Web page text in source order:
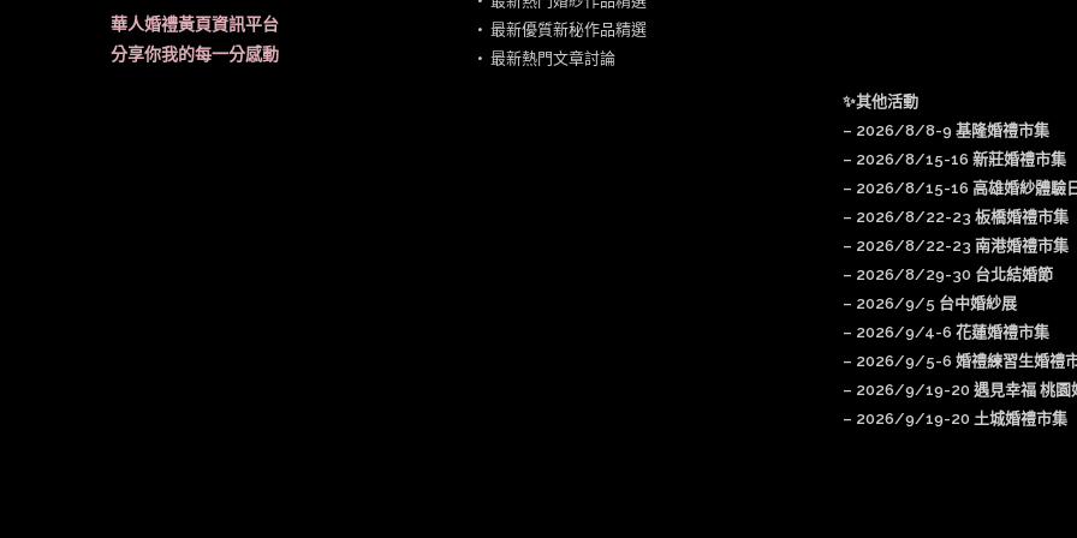
華人婚禮黃頁資訊平台
分享你我的每一分感動
• 最新優質新秘作品精選
• 最新熱門文章討論
✨其他活動
– 2026/8/8-9 基隆婚禮市集
– 2026/8/15-16 新莊婚禮市集
– 2026/8/15-16 高雄婚紗體驗日
– 2026/8/22-23 板橋婚禮市集
– 2026/8/22-23 南港婚禮市集
– 2026/8/29-30 台北結婚節
– 2026/9/5 台中婚紗展
– 2026/9/4-6 花蓮婚禮市集
– 2026/9/5-6 婚禮練習生婚禮
– 2026/9/19-20 遇見幸福 桃園
– 2026/9/19-20 土城婚禮市集